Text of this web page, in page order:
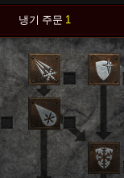
냉기 주문 1
0